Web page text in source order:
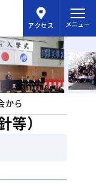
アクセス メニュー
から
等）